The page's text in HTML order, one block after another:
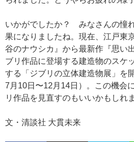
いかがでしたか？ みなさんの憧
果になりましたね。現在、江戸東
谷のナウシカ』から最新作『思い
ブリ作品に登場する建造物のスケ
する「ジブリの立体建造物展」を
7月10日〜12月14日）。この機会
リ作品を見直すのもいいかもしれ
文・清談社 大貫未来